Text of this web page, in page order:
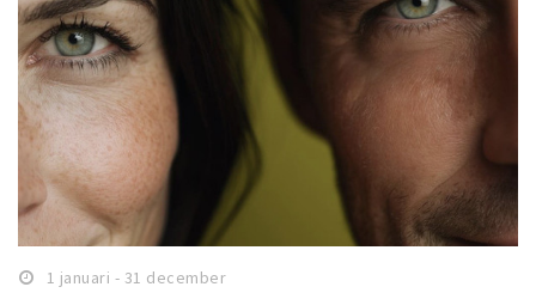
1 januari - 31 december